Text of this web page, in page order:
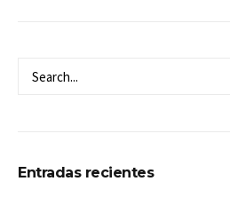
Entradas recientes